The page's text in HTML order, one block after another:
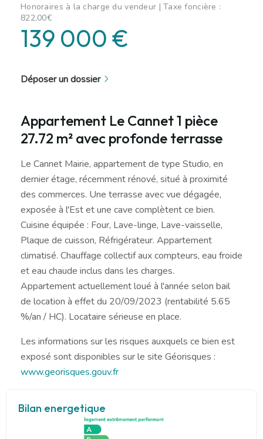
Honoraires à la charge du vendeur | Taxe foncière :
822,00€
139 000 €
Déposer un dossier
Appartement Le Cannet 1 pièce
27.72 m² avec profonde terrasse
Le Cannet Mairie, appartement de type Studio, en
dernier étage, récemment rénové, situé à proximité
des commerces. Une terrasse avec vue dégagée,
exposée à l'Est et une cave complètent ce bien.
Cuisine équipée : Four, Lave-linge, Lave-vaisselle,
Plaque de cuisson, Réfrigérateur. Appartement
climatisé. Chauffage collectif aux compteurs, eau froide
et eau chaude inclus dans les charges.
Appartement actuellement loué à l'année selon bail
de location à effet du 20/09/2023 (rentabilité 5.65
%/an / HC). Locataire sérieuse en place.
Les informations sur les risques auxquels ce bien est
exposé sont disponibles sur le site Géorisques :
www.georisques.gouv.fr
Bilan energetique